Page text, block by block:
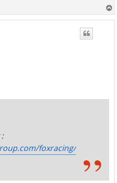
a
foxracing/